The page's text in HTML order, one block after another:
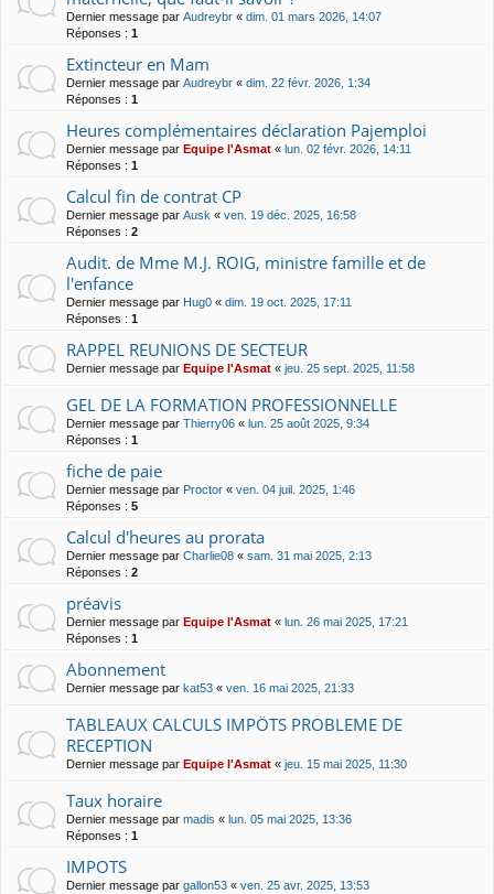
Dernier message par Audreybr « dim. 01 mars 2026, 14:07
Réponses : 1
Extincteur en Mam
Dernier message par Audreybr « dim. 22 févr. 2026, 1:34
Réponses : 1
Heures complémentaires déclaration Pajemploi
Dernier message par Equipe l'Asmat « lun. 02 févr. 2026, 14:11
Réponses : 1
Calcul fin de contrat CP
Dernier message par Ausk « ven. 19 déc. 2025, 16:58
Réponses : 2
Audit. de Mme M.J. ROIG, ministre famille et de
l'enfance
Dernier message par Hug0 « dim. 19 oct. 2025, 17:11
Réponses : 1
RAPPEL REUNIONS DE SECTEUR
Dernier message par Equipe l'Asmat « jeu. 25 sept. 2025, 11:58
GEL DE LA FORMATION PROFESSIONNELLE
Dernier message par Thierry06 « lun. 25 août 2025, 9:34
Réponses : 1
fiche de paie
Dernier message par Proctor « ven. 04 juil. 2025, 1:46
Réponses : 5
Calcul d'heures au prorata
Dernier message par Charlie08 « sam. 31 mai 2025, 2:13
Réponses : 2
préavis
Dernier message par Equipe l'Asmat « lun. 26 mai 2025, 17:21
Réponses : 1
Abonnement
Dernier message par kat53 « ven. 16 mai 2025, 21:33
TABLEAUX CALCULS IMPÖTS PROBLEME DE
RECEPTION
Dernier message par Equipe l'Asmat « jeu. 15 mai 2025, 11:30
Taux horaire
Dernier message par madis « lun. 05 mai 2025, 13:36
Réponses : 1
IMPOTS
Dernier message par gallon53 « ven. 25 avr. 2025, 13:53